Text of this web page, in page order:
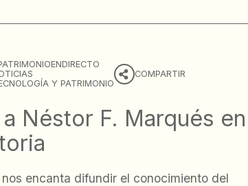
Y PATRIMONIO
COMPARTIR
Néstor F. Marqués en
encanta difundir el conocimiento del